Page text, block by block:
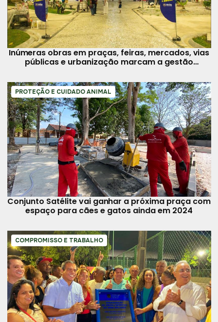
Inúmeras obras em praças, feiras, mercados, vias
públicas e urbanização marcam a gestão
PROTEÇÃO E CUIDADO ANIMAL
Conjunto Satélite vai ganhar a próxima praça com
espaço para cães e gatos ainda em 2024
COMPROMISSO E TRABALHO